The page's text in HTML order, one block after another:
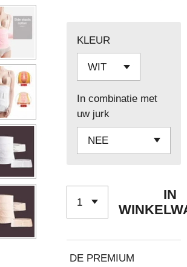
KLEUR
In combinatie met
uw jurk
IN
DE PREMIUM